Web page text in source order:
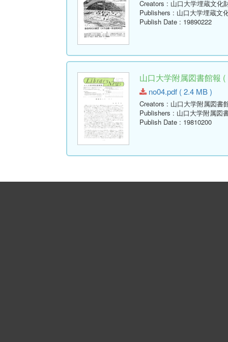
Creators : 山口大学埋蔵文化
Publishers : 山口大学埋蔵文
Publish Date : 19890222
山口大学附属図書館報
no04.pdf ( 2.4 MB )
Creators : 山口大学附属図書
Publishers : 山口大学附属図
Publish Date : 19810200